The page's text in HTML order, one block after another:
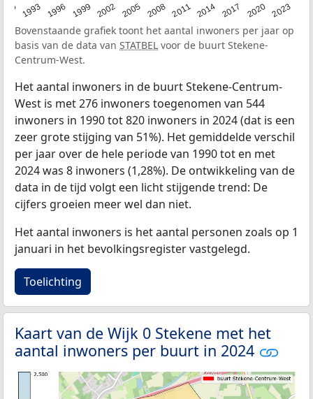
1993 1996 1999 2002 2005 2008 2011 2014 2017 2020 2023
Bovenstaande grafiek toont het aantal inwoners per jaar op
basis van de data van STATBEL voor de buurt Stekene-
Centrum-West.
Het aantal inwoners in de buurt Stekene-Centrum-
West is met 276 inwoners toegenomen van 544
inwoners in 1990 tot 820 inwoners in 2024 (dat is een
zeer grote stijging van 51%). Het gemiddelde verschil
per jaar over de hele periode van 1990 tot en met
2024 was 8 inwoners (1,28%). De ontwikkeling van de
data in de tijd volgt een licht stijgende trend: De
cijfers groeien meer wel dan niet.
Het aantal inwoners is het aantal personen zoals op 1
januari in het bevolkingsregister vastgelegd.
Toelichting
Kaart van de Wijk 0 Stekene met het
aantal inwoners per buurt in 2024